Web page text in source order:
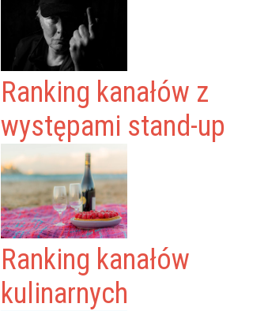
Ranking kanałów z
występami stand-up
Ranking kanałów
kulinarnych